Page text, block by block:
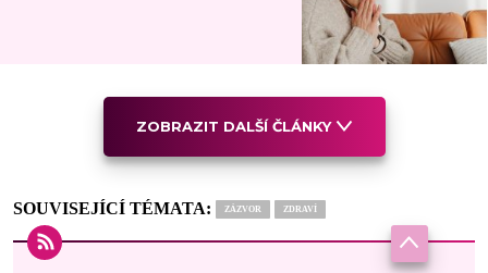
ZOBRAZIT DALŠÍ ČLÁNKY
SOUVISEJÍCÍ TÉMATA: ZÁZVOR ZDRAVÍ